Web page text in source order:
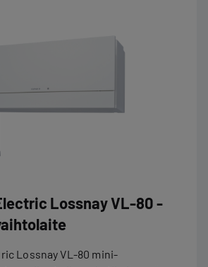
Lossnay VL-80 -
Lossnay VL-80 mini-